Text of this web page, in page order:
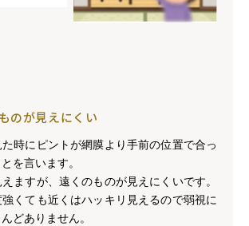
のが見えにくい
時にピントが網膜より手前の位置で合っ
を言います。
ますが、遠くのものが見えにくいです。
くても近くはハッキリ見えるので弱視に
どありません。